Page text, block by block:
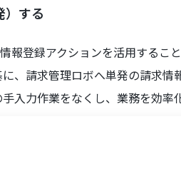
）する
報登録アクションを活用する
、請求管理ロボへ単発の請求情
入力作業をなくし、業務を効率